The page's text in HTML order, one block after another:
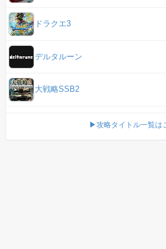
ドラクエ3
デルタルーン
大戦略SSB2
▶攻略タイトル一覧は